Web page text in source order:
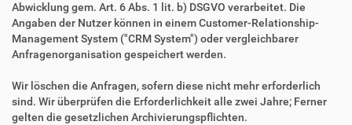
Abwicklung gem. Art. 6 Abs. 1 lit. b) DSGVO verarbeitet. Die
Angaben der Nutzer können in einem Customer-Relationship-
Management System ("CRM System") oder vergleichbarer
Anfragenorganisation gespeichert werden.
Wir löschen die Anfragen, sofern diese nicht mehr erforderlich
sind. Wir überprüfen die Erforderlichkeit alle zwei Jahre; Ferner
gelten die gesetzlichen Archivierungspflichten.